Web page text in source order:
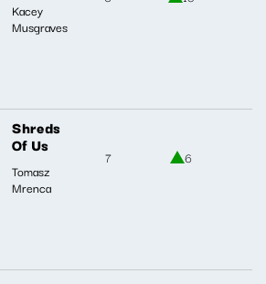
Kacey
Musgraves
Shreds
Of Us
Tomasz
Mrenca
7 6